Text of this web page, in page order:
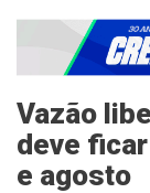
Vazão
deve
e agosto